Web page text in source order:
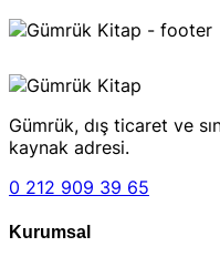
Gümrük, dış ticaret ve
kaynak adresi.
0 212 909 39 65
Kurumsal